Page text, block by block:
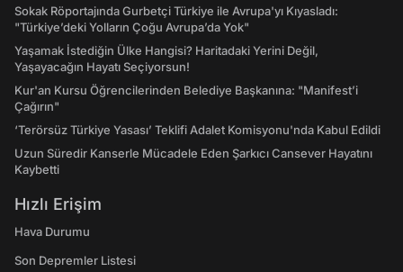
Sokak Röportajında Gurbetçi Türkiye ile Avrupa'yı Kıyasladı:
"Türkiye’deki Yolların Çoğu Avrupa’da Yok"
Yaşamak İstediğin Ülke Hangisi? Haritadaki Yerini Değil,
Yaşayacağın Hayatı Seçiyorsun!
Kur'an Kursu Öğrencilerinden Belediye Başkanına: "Manifest’i
Çağırın"
‘Terörsüz Türkiye Yasası’ Teklifi Adalet Komisyonu'nda Kabul Edildi
Uzun Süredir Kanserle Mücadele Eden Şarkıcı Cansever Hayatını
Kaybetti
Hızlı Erişim
Hava Durumu
Son Depremler Listesi